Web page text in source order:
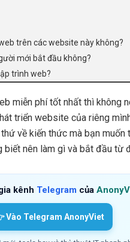
trên các website này không?
mới bắt đầu không?
trình web?
miễn phí tốt nhất thì không
triển website của riêng
về kiến thức mà bạn
biết nên làm gì và bắt đầu từ
kênh Telegram của
Vào Telegram AnonyViet